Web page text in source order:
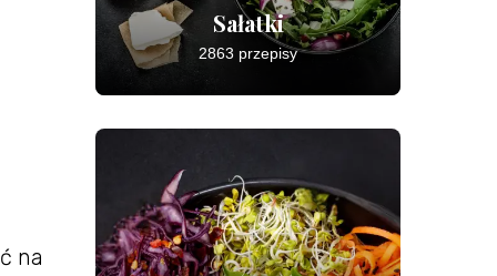
na
Sałatki
2863 przepisy